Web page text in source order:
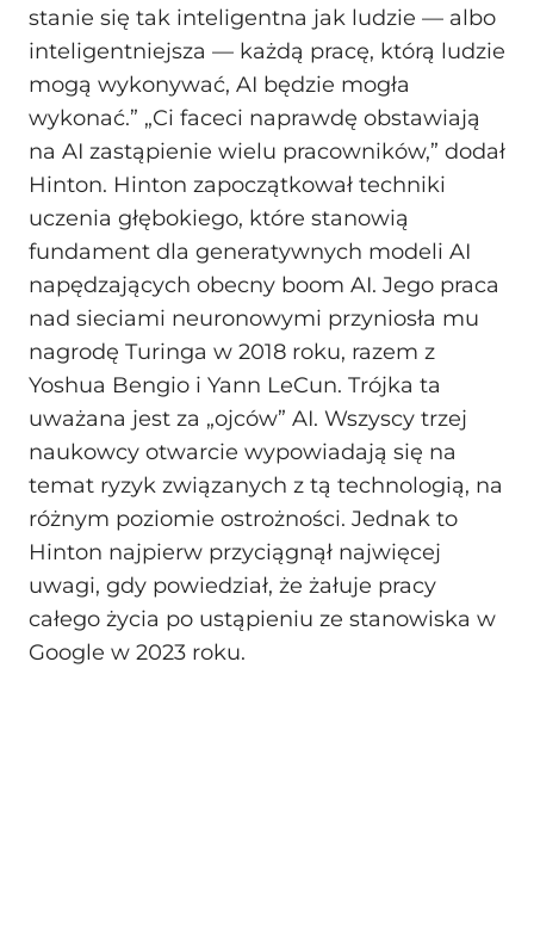
stanie się tak inteligentna jak ludzie — albo
inteligentniejsza — każdą pracę, którą ludzie
mogą wykonywać, AI będzie mogła
wykonać.” „Ci faceci naprawdę obstawiają
na AI zastąpienie wielu pracowników,” dodał
Hinton. Hinton zapoczątkował techniki
uczenia głębokiego, które stanowią
fundament dla generatywnych modeli AI
napędzających obecny boom AI. Jego praca
nad sieciami neuronowymi przyniosła mu
nagrodę Turinga w 2018 roku, razem z
Yoshua Bengio i Yann LeCun. Trójka ta
uważana jest za „ojców” AI. Wszyscy trzej
naukowcy otwarcie wypowiadają się na
temat ryzyk związanych z tą technologią, na
różnym poziomie ostrożności. Jednak to
Hinton najpierw przyciągnął najwięcej
uwagi, gdy powiedział, że żałuje pracy
całego życia po ustąpieniu ze stanowiska w
Google w 2023 roku.